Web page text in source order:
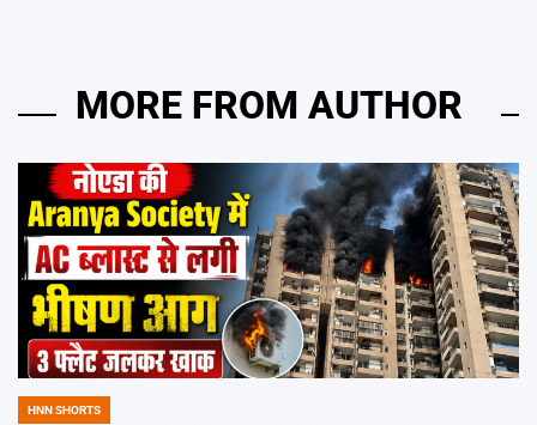
MORE FROM AUTHOR
POSTED
HNN SHORTS